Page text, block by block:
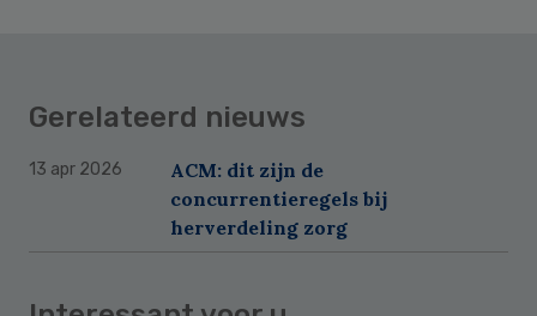
Gerelateerd nieuws
13 apr 2026
ACM: dit zijn de
concurrentieregels bij
herverdeling zorg